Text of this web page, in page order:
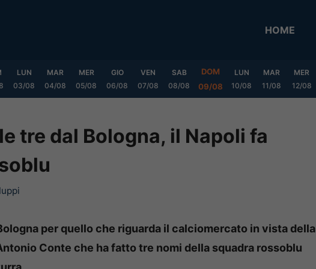
HOME
LUN
03/08
MAR
04/08
MER
05/08
GIO
06/08
VEN
07/08
SAB
08/08
DOM
09/08
LUN
10/08
MAR
11/08
MER
12/08
tre dal Bologna, il Napoli fa
per quello che riguarda il calciomercato in vista della
Conte che ha fatto tre nomi della squadra rossoblu